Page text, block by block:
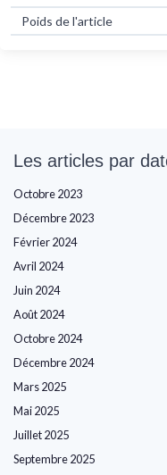
Poids de l'article
Les articles par
Octobre 2023
Décembre 2023
Février 2024
Avril 2024
Juin 2024
Août 2024
Octobre 2024
Décembre 2024
Mars 2025
Mai 2025
Juillet 2025
Septembre 2025